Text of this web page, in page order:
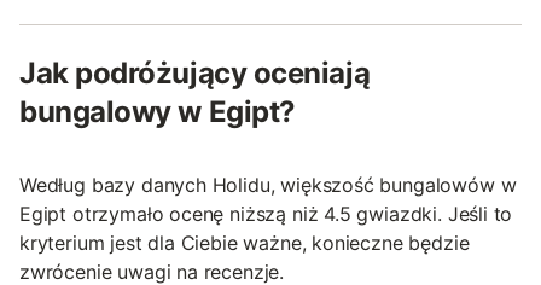
Jak podróżujący oceniają
bungalowy w Egipt?
Według bazy danych Holidu, większość bungalowów w
Egipt otrzymało ocenę niższą niż 4.5 gwiazdki. Jeśli to
kryterium jest dla Ciebie ważne, konieczne będzie
zwrócenie uwagi na recenzje.